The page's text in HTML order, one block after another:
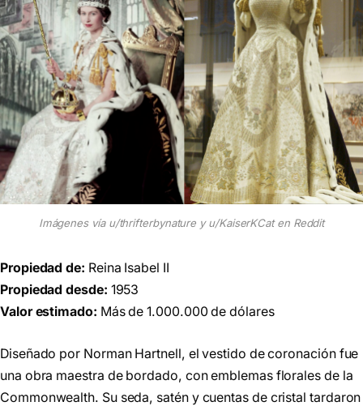
Imágenes vía u/thrifterbynature y u/KaiserKCat en Reddit
Propiedad de: Reina Isabel II
Propiedad desde: 1953
Valor estimado: Más de 1.000.000 de dólares
Diseñado por Norman Hartnell, el vestido de coronación fue
una obra maestra de bordado, con emblemas florales de la
Commonwealth. Su seda, satén y cuentas de cristal tardaron